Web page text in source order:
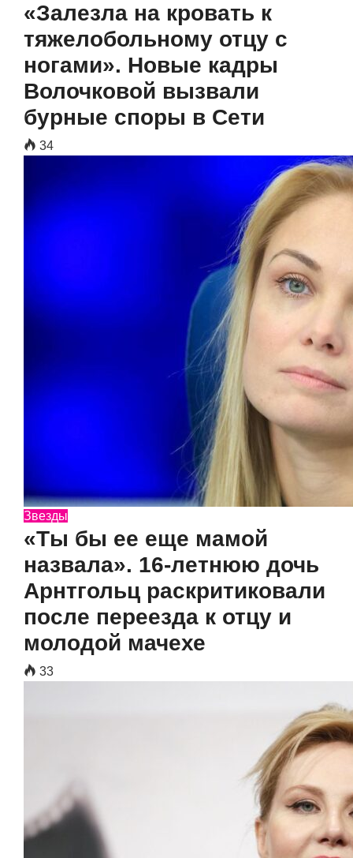
«Залезла на кровать к
тяжелобольному отцу с
ногами». Новые кадры
Волочковой вызвали
бурные споры в Сети
34
Звезды
«Ты бы ее еще мамой
назвала». 16-летнюю дочь
Арнтгольц раскритиковали
после переезда к отцу и
молодой мачехе
33